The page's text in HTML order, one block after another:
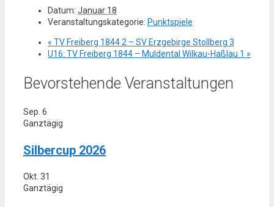
Datum: Januar 18
Veranstaltungskategorie: Punktspiele
« TV Freiberg 1844 2 – SV Erzgebirge Stollberg 3
U16: TV Freiberg 1844 – Muldental Wilkau-Haßlau 1 »
Bevorstehende Veranstaltungen
Sep. 6
Ganztägig
Silbercup 2026
Okt. 31
Ganztägig